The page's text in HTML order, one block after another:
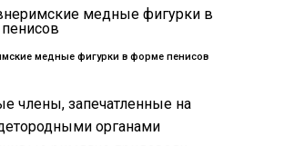
медные фигурки в форме пенисов
члены, запечатленные на
органами